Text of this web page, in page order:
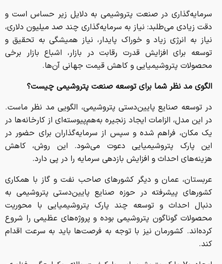
سرمایه‌گذاری در صنعت پتروشیمی به دلایل زیر حساس است و
دقت زیادی می‌طلبد: نیاز به سرمایه‌گذاری چند صد میلیون دلاری،
نیاز به انرژی زیاد و خوراک پایدار، نیاز همیشگی به تحقیق و
توسعه برای افزایش قدرت رقابت در بازار، اشباع بازار برخی
محصولات پتروشیمیایی و کاهش قیمت جهانی آن‌ها.
الگوی مد نظر شما برای توسعه صنعت پتروشیمی چیست؟
‏در توسعه صنایع پایین‌دستی پتروشیمی، الگویی مد نظر ماست.
در این مدل، الزامات ایجاد زنجیره به‌هم‌پیوسته‌ای از کارخانه‌ها در
یک مکان، فراهم شده و سپس از سرمایه‌گذاران برای حضور در
این ‎پارک پتروشیمیایی دعوت می‌شود. این روش، کاهش
هزینه‌های احداث و افزایش بازدهی سرمایه را در پی دارد.
عربستان، عمان و دیگر کشورهای صاحب نفت و گاز با همکاری
کشورهای پیشرفته در حوزه صنایع پایین‌دستی پتروشیمی به
دنبال احداث و توسعه چند ‎پارک پتروشیمیایی با محوریت
محصولات گوناگون پتروشیمی بوده و پروژه‌های عظیمی را شروع
کرده‌اند. کشورمان نیز با توجه به فرصت‌ها باید به سرعت اقدام
کند.